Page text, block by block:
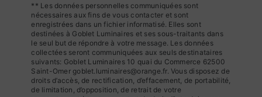
** Les données personnelles communiquées sont
nécessaires aux fins de vous contacter et sont
enregistrées dans un fichier informatisé. Elles sont
destinées à Goblet Luminaires et ses sous-traitants dans
le seul but de répondre à votre message. Les données
collectées seront communiquées aux seuls destinataires
suivants: Goblet Luminaires 10 quai du Commerce 62500
Saint-Omer goblet.luminaires@orange.fr. Vous disposez de
droits d’accès, de rectification, d’effacement, de portabilité,
de limitation, d’opposition, de retrait de votre